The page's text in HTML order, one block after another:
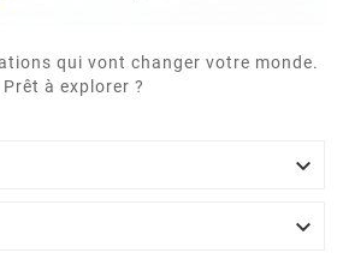
qui vont changer votre monde.
Prêt à explorer ?

